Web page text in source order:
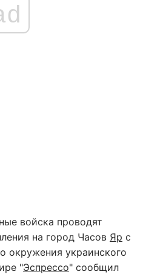
войска проводят
на город Часов Яр с
окружения украинского
"Эспрессо" сообщил